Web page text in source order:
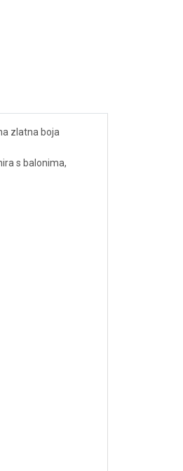
zlatna boja
s balonima,